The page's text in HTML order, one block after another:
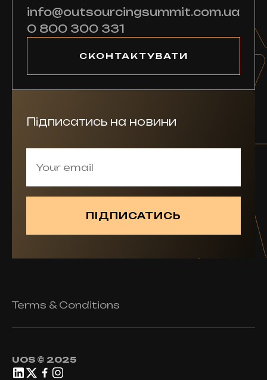
info@outsourcingsummit.com.ua
0 800 300 331
СКОНТАКТУВАТИ
Підписатись на новини
Terms & Conditions
UOS © 2025